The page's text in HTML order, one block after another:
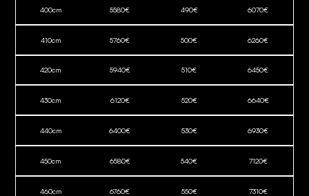
400cm 5580€ 490€ 6070€
410cm 5760€ 500€ 6260€
420cm 5940€ 510€ 6450€
430cm 6120€ 520€ 6640€
440cm 6400€ 530€ 6930€
450cm 6580€ 540€ 7120€
460cm 6760€ 550€ 7310€